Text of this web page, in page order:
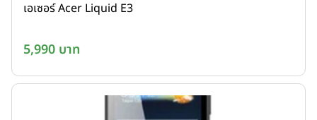
เอเซอร์ Acer Liquid E3
5,990 บาท